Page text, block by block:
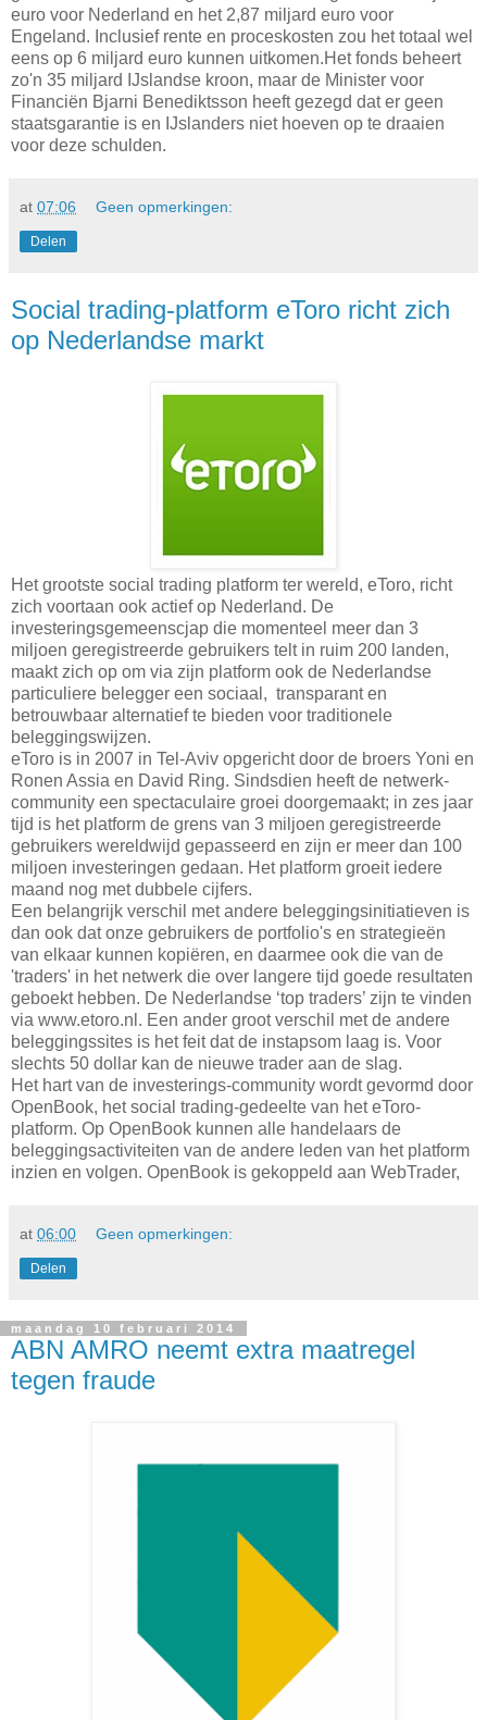
euro voor Nederland en het 2,87 miljard euro voor
Engeland. Inclusief rente en proceskosten zou het totaal wel
eens op 6 miljard euro kunnen uitkomen.Het fonds beheert
zo'n 35 miljard IJslandse kroon, maar de Minister voor
Financiën Bjarni Benediktsson heeft gezegd dat er geen
staatsgarantie is en IJslanders niet hoeven op te draaien
voor deze schulden.
at 07:06 Geen opmerkingen:
Delen
Social trading-platform eToro richt zich
op Nederlandse markt
Het grootste social trading platform ter wereld, eToro, richt
zich voortaan ook actief op Nederland. De
investeringsgemeenscjap die momenteel meer dan 3
miljoen geregistreerde gebruikers telt in ruim 200 landen,
maakt zich op om via zijn platform ook de Nederlandse
particuliere belegger een sociaal, transparant en
betrouwbaar alternatief te bieden voor traditionele
beleggingswijzen.
eToro is in 2007 in Tel-Aviv opgericht door de broers Yoni en
Ronen Assia en David Ring. Sindsdien heeft de netwerk-
community een spectaculaire groei doorgemaakt; in zes jaar
tijd is het platform de grens van 3 miljoen geregistreerde
gebruikers wereldwijd gepasseerd en zijn er meer dan 100
miljoen investeringen gedaan. Het platform groeit iedere
maand nog met dubbele cijfers.
Een belangrijk verschil met andere beleggingsinitiatieven is
dan ook dat onze gebruikers de portfolio's en strategieën
van elkaar kunnen kopiëren, en daarmee ook die van de
'traders' in het netwerk die over langere tijd goede resultaten
geboekt hebben. De Nederlandse ‘top traders’ zijn te vinden
via www.etoro.nl. Een ander groot verschil met de andere
beleggingssites is het feit dat de instapsom laag is. Voor
slechts 50 dollar kan de nieuwe trader aan de slag.
Het hart van de investerings-community wordt gevormd door
OpenBook, het social trading-gedeelte van het eToro-
platform. Op OpenBook kunnen alle handelaars de
beleggingsactiviteiten van de andere leden van het platform
inzien en volgen. OpenBook is gekoppeld aan WebTrader,
at 06:00 Geen opmerkingen:
Delen
maandag 10 februari 2014
ABN AMRO neemt extra maatregel
tegen fraude